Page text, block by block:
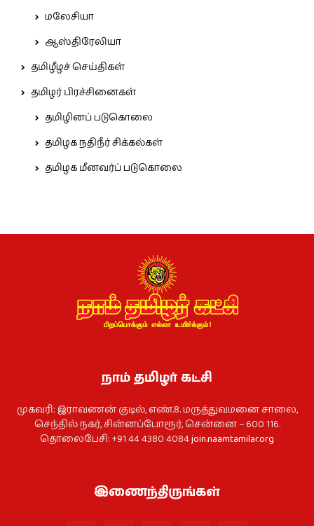
மலேசியா
ஆஸ்திரேலியா
தமிழீழச் செய்திகள்
தமிழர் பிரச்சினைகள்
தமிழினப் படுகொலை
தமிழக நதிநீர் சிக்கல்கள்
தமிழக மீனவர்ப் படுகொலை
நாம் தமிழர் கட்சி
முகவரி: இராவணன் குடில், எண்.8. மருத்துவமனை சாலை,
செந்தில் நகர், சின்னப்போரூர், சென்னை – 600 116.
தொலைபேசி: +91 44 4380 4084join.naamtamilar.org
இணைந்திருங்கள்